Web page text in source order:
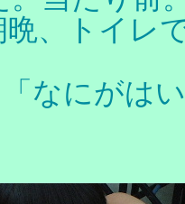
晩、トイレ
なにがは